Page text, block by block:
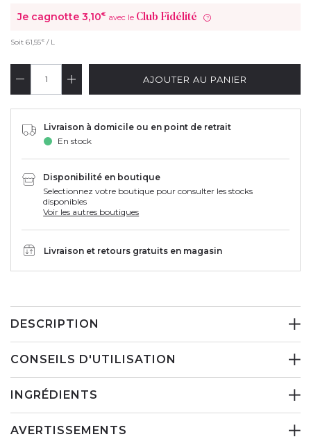
Je cagnotte 3,10€ avec le Club Fidélité ?
Soit 61,55€ / L
AJOUTER AU PANIER
Livraison à domicile ou en point de retrait
En stock
Disponibilité en boutique
Selectionnez votre boutique pour consulter les stocks
disponibles
Voir les autres boutiques
Livraison et retours gratuits en magasin
DESCRIPTION
CONSEILS D'UTILISATION
INGRÉDIENTS
AVERTISSEMENTS